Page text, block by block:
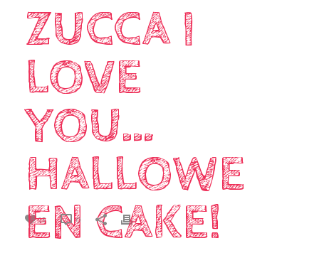
ZUCCA I
LOVE
YOU…
HALLOWE
EN CAKE!
25 0